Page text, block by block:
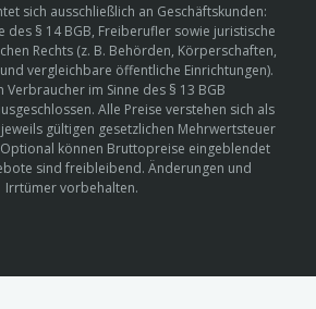
sich ausschließlich an Geschäftskunden:
des § 14 BGB, Freiberufler sowie juristische
Rechts (z. B. Behörden, Körperschaften,
vergleichbare öffentliche Einrichtungen).
Verbraucher im Sinne des § 13 BGB
Alle Preise verstehen sich als
gültigen gesetzlichen Mehrwertsteuer
können Bruttopreise eingeblendet
sind freibleibend. Änderungen und
Irrtümer vorbehalten.